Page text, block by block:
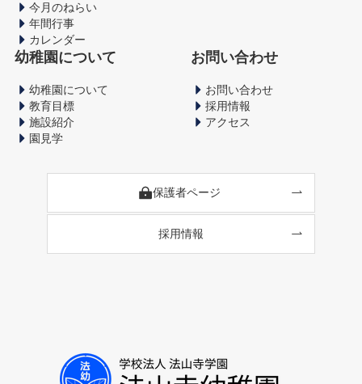
今月のねらい
年間行事
カレンダー
幼稚園について
幼稚園について
教育目標
施設紹介
園見学
お問い合わせ
お問い合わせ
採用情報
アクセス
保護者ページ
採用情報